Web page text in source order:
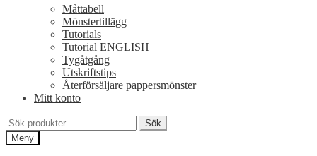
Måttabell
Mönstertillägg
Tutorials
Tutorial ENGLISH
Tygåtgång
Utskriftstips
Återförsäljare pappersmönster
Mitt konto
Sök
efter:
Sök
Meny